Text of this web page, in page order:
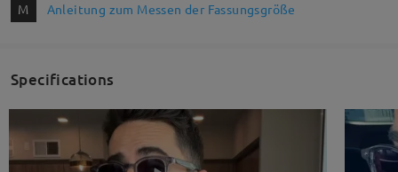
M Anleitung zum Messen der Fassungsgröße
Specifications